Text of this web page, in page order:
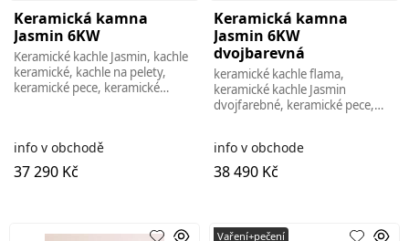
Keramická kamna
Jasmin 6KW
Keramické kachle Jasmin, kachle
keramické, kachle na pelety,
keramické pece, keramické
info v obchodě
37 290 Kč
Keramická kamna
Jasmin 6KW
dvojbarevná
keramické kachle flama,
keramické kachle Jasmin
dvojfarebné, keramické pece,
kachle na pelety,
info v obchode
38 490 Kč
Vaření+pečení